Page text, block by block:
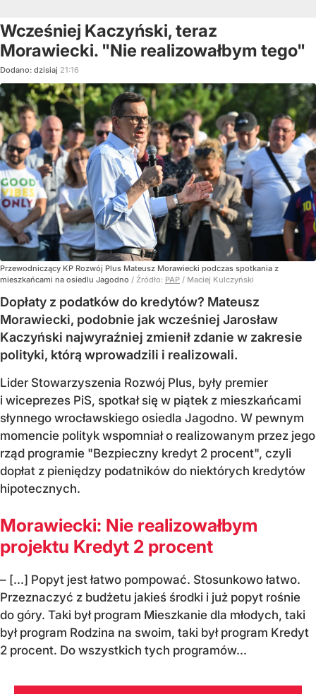
Wcześniej Kaczyński, teraz
Morawiecki. "Nie realizowałbym tego"
Dodano: dzisiaj 21:16
Przewodniczący KP Rozwój Plus Mateusz Morawiecki podczas spotkania z
mieszkańcami na osiedlu Jagodno / Źródło: PAP / Maciej Kulczyński
Dopłaty z podatków do kredytów? Mateusz
Morawiecki, podobnie jak wcześniej Jarosław
Kaczyński najwyraźniej zmienił zdanie w zakresie
polityki, którą wprowadzili i realizowali.
Lider Stowarzyszenia Rozwój Plus, były premier
i wiceprezes PiS, spotkał się w piątek z mieszkańcami
słynnego wrocławskiego osiedla Jagodno. W pewnym
momencie polityk wspomniał o realizowanym przez jego
rząd programie "Bezpieczny kredyt 2 procent", czyli
dopłat z pieniędzy podatników do niektórych kredytów
hipotecznych.
Morawiecki: Nie realizowałbym
projektu Kredyt 2 procent
– [...] Popyt jest łatwo pompować. Stosunkowo łatwo.
Przeznaczyć z budżetu jakieś środki i już popyt rośnie
do góry. Taki był program Mieszkanie dla młodych, taki
był program Rodzina na swoim, taki był program Kredyt
2 procent. Do wszystkich tych programów...